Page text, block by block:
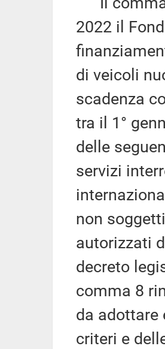
2022 il
di veicoli
scadenza
tra il 1°
delle
servizi
non
autorizzati
decreto
comma 8
da adottare
criteri e